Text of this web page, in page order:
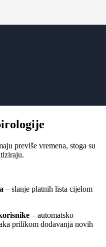
previše vremena, stoga su
– slanje platnih lista cijelom
– automatsko
prilikom dodavanja novih